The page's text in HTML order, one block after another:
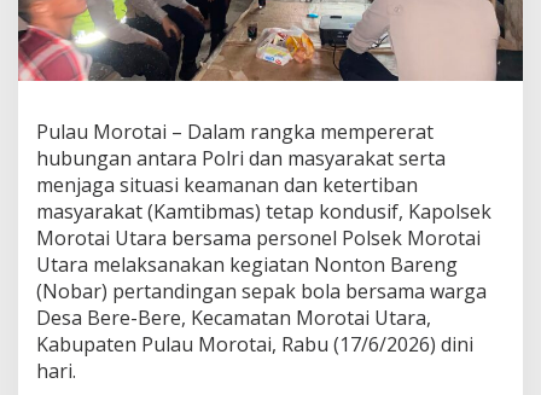
a
r
N
o
o
n
B
a
r
e
n
g
B
r
Pulau Morotai – Dalam rangka mempererat
hubungan antara Polri dan masyarakat serta
menjaga situasi keamanan dan ketertiban
masyarakat (Kamtibmas) tetap kondusif, Kapolsek
Morotai Utara bersama personel Polsek Morotai
Utara melaksanakan kegiatan Nonton Bareng
(Nobar) pertandingan sepak bola bersama warga
Desa Bere-Bere, Kecamatan Morotai Utara,
Kabupaten Pulau Morotai, Rabu (17/6/2026) dini
hari.